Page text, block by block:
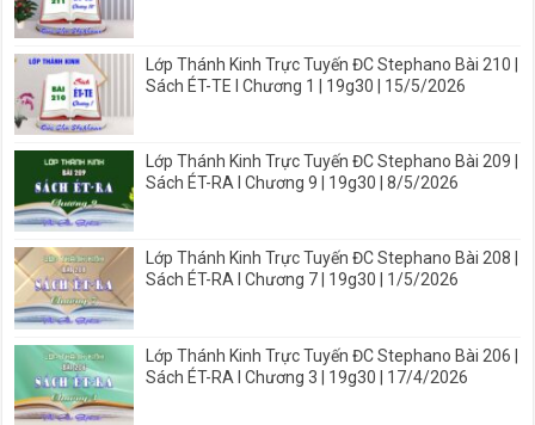
Lớp Thánh Kinh Trực Tuyến ĐC Stephano Bài 210 |
Sách ÉT-TE I Chương 1 | 19g30 | 15/5/2026
Lớp Thánh Kinh Trực Tuyến ĐC Stephano Bài 209 |
Sách ÉT-RA I Chương 9 | 19g30 | 8/5/2026
Lớp Thánh Kinh Trực Tuyến ĐC Stephano Bài 208 |
Sách ÉT-RA I Chương 7 | 19g30 | 1/5/2026
Lớp Thánh Kinh Trực Tuyến ĐC Stephano Bài 206 |
Sách ÉT-RA I Chương 3 | 19g30 | 17/4/2026